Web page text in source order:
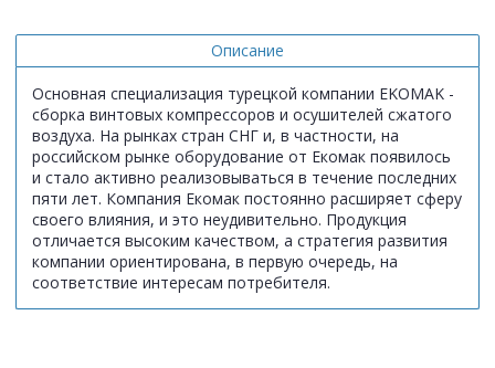
Описание
Основная специализация турецкой компании EKOMAK -
сборка винтовых компрессоров и осушителей сжатого
воздуха. На рынках стран СНГ и, в частности, на
российском рынке оборудование от Екомак появилось
и стало активно реализовываться в течение последних
пяти лет. Компания Екомак постоянно расширяет сферу
своего влияния, и это неудивительно. Продукция
отличается высоким качеством, а стратегия развития
компании ориентирована, в первую очередь, на
соответствие интересам потребителя.